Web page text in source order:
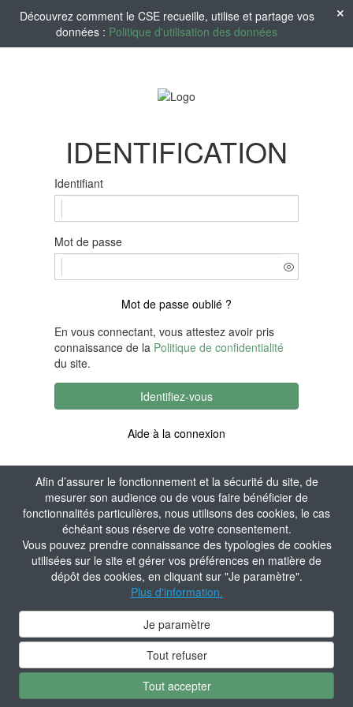
Afin d’assurer le fonctionnement et la sécurité du site, de
mesurer son audience ou de vous faire bénéficier de
fonctionnalités particulières, nous utilisons des cookies, le cas
échéant sous réserve de votre consentement.
Vous pouvez prendre connaissance des typologies de cookies
utilisées sur le site et gérer vos préférences en matière de
dépôt des cookies, en cliquant sur "Je paramètre".
Plus d'information.
Je paramètre
Tout refuser
Tout accepter
Découvrez comment le CSE recueille, utilise et partage vos
données : Politique d'utilisation des données
IDENTIFICATION
Identifiant
Mot de passe
Mot de passe oublié ?
En vous connectant, vous attestez avoir pris
connaissance de la Politique de confidentialité
du site.
Identifiez-vous
Aide à la connexion